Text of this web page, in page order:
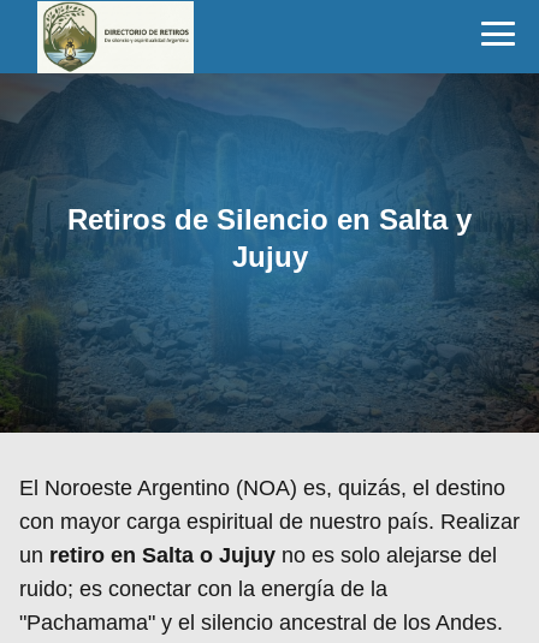
Retiros de Silencio en Salta y
Jujuy
El Noroeste Argentino (NOA) es, quizás, el destino
con mayor carga espiritual de nuestro país. Realizar
un retiro en Salta o Jujuy no es solo alejarse del
ruido; es conectar con la energía de la
"Pachamama" y el silencio ancestral de los Andes.